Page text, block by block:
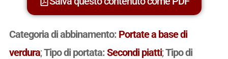
Categoria di abbinamento: Portate a base di
verdura;Tipo di portata:Secondi piatti;Tipo di